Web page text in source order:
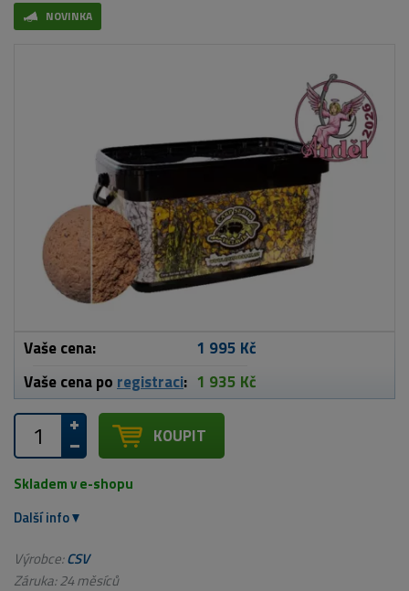
NOVINKA
Vaše cena:
1 995 Kč
Vaše cena po registraci: 1 935 Kč
KOUPIT
Skladem v e-shopu
Další info
Výrobce:CSV
Záruka: 24 měsíců